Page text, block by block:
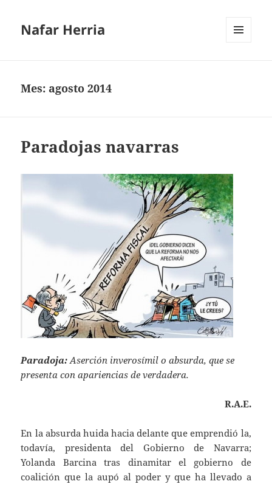
Nafar Herria
Mes: agosto 2014
Paradojas navarras
Paradoja:Aserción inverosímil o absurda, que se
presenta con apariencias de verdadera.
R.A.E.
En la absurda huida hacia delante que emprendió la,
todavía, presidenta del Gobierno de Navarra;
Yolanda Barcina tras dinamitar el gobierno de
coalición que la aupó al poder y que ha llevado a